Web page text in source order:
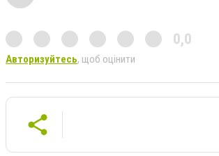
0,0
Авторизуйтесь, щоб оцінити